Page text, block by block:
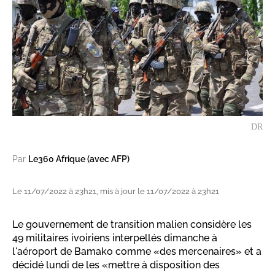
DR
Par Le360 Afrique (avec AFP)
Le 11/07/2022 à 23h21, mis à jour le 11/07/2022 à 23h21
Le gouvernement de transition malien considère les
49 militaires ivoiriens interpellés dimanche à
l'aéroport de Bamako comme «des mercenaires» et a
décidé lundi de les «mettre à disposition des